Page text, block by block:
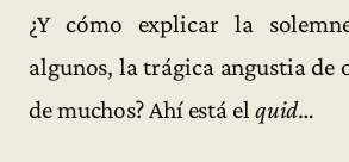
¿Y cómo explicar la
algunos, la trágica angustia de
de muchos? Ahí está el quid…